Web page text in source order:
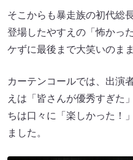
そこからも暴走族の初代総
登場したやすえの「怖かっ
ケずに最後まで大笑いのま
カーテンコールでは、出演
えは「皆さんが優秀すぎた
ちは口々に「楽しかった！
ました。